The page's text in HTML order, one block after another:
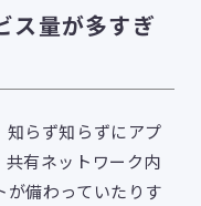
ス量が多すぎ
知らず知らずにアプ
共有ネットワーク内
が備わっていたりす